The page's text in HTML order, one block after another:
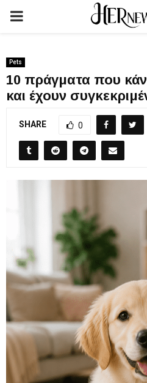
PRIMARY
Pets
10 πράγματα που
και έχουν
SHARE 0